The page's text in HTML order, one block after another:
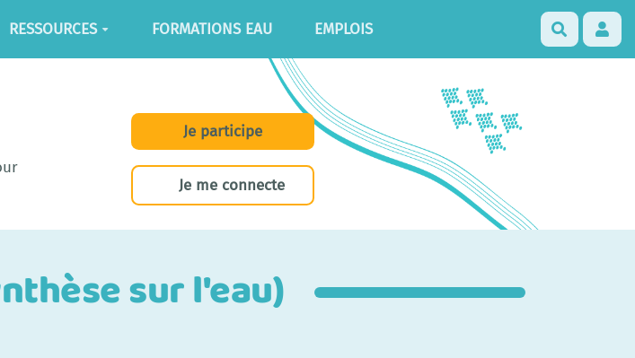
RESSOURCES FORMATIONS EAU EMPLOIS
Je participe
Je me connecte
sur l'eau)